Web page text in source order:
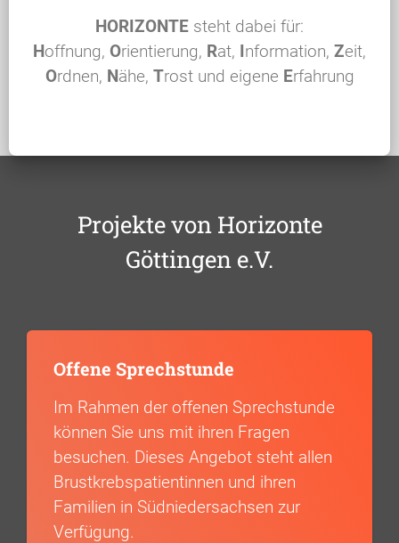
HORIZONTE steht dabei für:
Hoffnung, Orientierung, Rat, Information, Zeit,
Ordnen, Nähe, Trost und eigene Erfahrung
Projekte von Horizonte
Göttingen e.V.
Offene Sprechstunde
Im Rahmen der offenen Sprechstunde
können Sie uns mit ihren Fragen
besuchen. Dieses Angebot steht allen
Brustkrebspatientinnen und ihren
Familien in Südniedersachsen zur
Verfügung.